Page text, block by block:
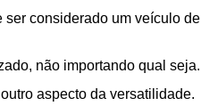
considerado um veículo
não importando qual seja.
aspecto da versatilidade.